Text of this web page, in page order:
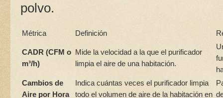
polvo.
Métrica Definición
CADR (CFM o
m³/h)
Mide la velocidad a la que el purificador
limpia el aire de una habitación.
Cambios de
Aire por Hora
Indica cuántas veces el purificador limpia
todo el volumen de aire de la habitación en